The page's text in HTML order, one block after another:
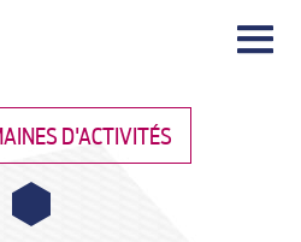
|||
D'ACTIVITÉS